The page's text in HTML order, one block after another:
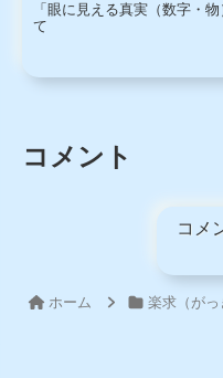
「眼に見える真実（数字・
て
コメント
コメ
ホーム 楽求（がっ